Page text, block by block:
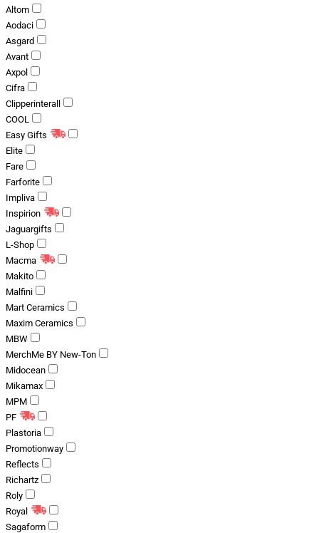
Altom
Aodaci
Asgard
Avant
Axpol
Cifra
Clipperinterall
COOL
Easy Gifts
Elite
Fare
Farforite
Impliva
Inspirion
Jaguargifts
L-Shop
Macma
Makito
Malfini
Mart Ceramics
Maxim Ceramics
MBW
MerchMe BY New-Ton
Midocean
Mikamax
MPM
PF
Plastoria
Promotionway
Reflects
Richartz
Roly
Royal
Sagaform